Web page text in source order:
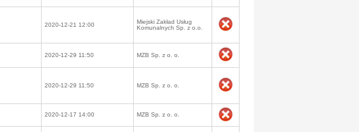
2020-12-21 12:00
Miejski Zakład Usług
Komunalnych Sp. z o.o.
2020-12-29 11:50 MZB Sp. z o. o.
2020-12-29 11:50 MZB Sp. z o. o.
2020-12-17 14:00 MZB Sp. z o. o.